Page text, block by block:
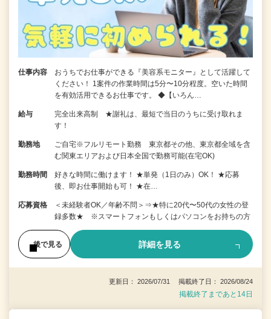
仕事内容
おうちでお仕事ができる『美容系モニター』として活躍して
ください！ 1案件の作業時間は5分〜10分程度。空いた時間
を有効活用できるお仕事です。 ◆【いろん…
給与
完全出来高制 ★謝礼は、最短で当日のうちに受け取れま
す！
勤務地
ご自宅※フルリモート勤務 東京都その他、東京都全域を含
む関東エリアおよび日本全国で勤務可能(在宅OK)
勤務時間
好きな時間に働けます！ ★単発（1日のみ）OK！ ★応募
後、即お仕事開始も可！ ★在…
応募資格
＜未経験者OK／年齢不問＞⇒★特に20代〜50代の女性の登
録多数★ ※スマートフォンもしくはパソコンをお持ちの方
後で見る 詳細を見る
更新日： 2026/07/31 掲載終了日： 2026/08/24
掲載終了まであと14日